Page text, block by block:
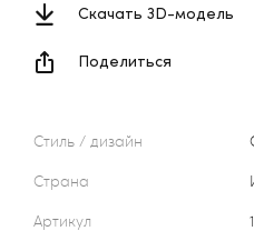
Стиль / дизайн
Страна
Артикул
Скачать 3D-модель
Поделиться